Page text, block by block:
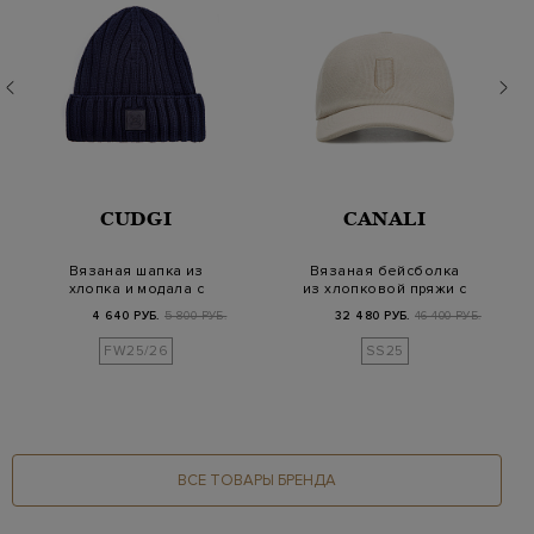
CUDGI
Вязаная шапка из
хлопка и модала с
патчем на отвороте
4 640 РУБ. 5 800 РУБ.
FW25/26
CANALI
Вязаная бейсболка
из хлопковой пряжи с
вышитой символи…
32 480 РУБ. 46 400 РУБ.
SS25
ВСЕ ТОВАРЫ БРЕНДА